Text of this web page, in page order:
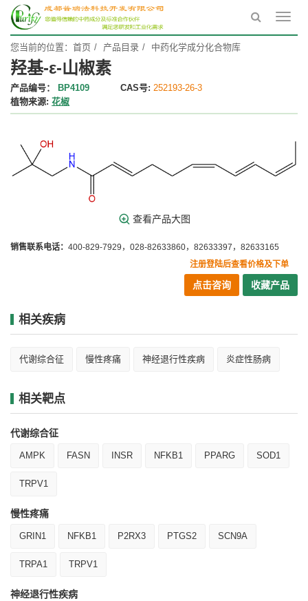
您当前的位置： 首页 产品目录 中药化学成分化合物库
羟基-ε-山椒素
产品编号： BP4109 CAS号: 252193-26-3
植物来源: 花椒
查看产品大图
销售联系电话： 400-829-7929，028-82633860，82633397，82633165
注册登陆后查看价格及下单
点击咨询 收藏产品
相关疾病
代谢综合征 慢性疼痛 神经退行性疾病 炎症性肠病
相关靶点
代谢综合征
AMPK FASN INSR NFKB1 PPARG SOD1
TRPV1
慢性疼痛
GRIN1 NFKB1 P2RX3 PTGS2 SCN9A
TRPA1 TRPV1
神经退行性疾病